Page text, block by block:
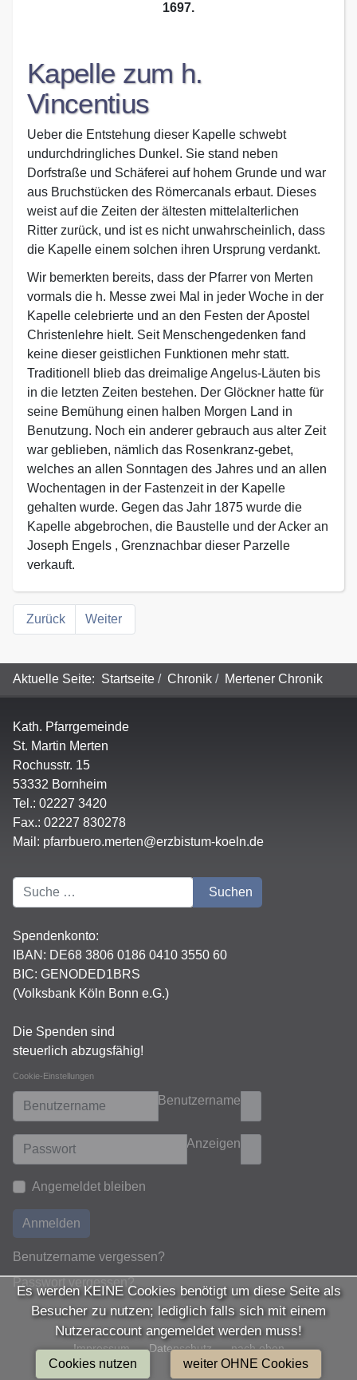
1697.
Kapelle zum h.
Vincentius
Ueber die Entstehung dieser Kapelle schwebt
undurchdringliches Dunkel. Sie stand neben
Dorfstraße und Schäferei auf hohem Grunde und war
aus Bruchstücken des Römercanals erbaut. Dieses
weist auf die Zeiten der ältesten mittelalterlichen
Ritter zurück, und ist es nicht unwahrscheinlich, dass
die Kapelle einem solchen ihren Ursprung verdankt.
Wir bemerkten bereits, dass der Pfarrer von Merten
vormals die h. Messe zwei Mal in jeder Woche in der
Kapelle celebrierte und an den Festen der Apostel
Christenlehre hielt. Seit Menschengedenken fand
keine dieser geistlichen Funktionen mehr statt.
Traditionell blieb das dreimalige Angelus-Läuten bis
in die letzten Zeiten bestehen. Der Glöckner hatte für
seine Bemühung einen halben Morgen Land in
Benutzung. Noch ein anderer gebrauch aus alter Zeit
war geblieben, nämlich das Rosenkranz-gebet,
welches an allen Sonntagen des Jahres und an allen
Wochentagen in der Fastenzeit in der Kapelle
gehalten wurde. Gegen das Jahr 1875 wurde die
Kapelle abgebrochen, die Baustelle und der Acker an
Joseph Engels , Grenznachbar dieser Parzelle
verkauft.
Zurück Weiter
Aktuelle Seite: Startseite Chronik Mertener Chronik
Kath. Pfarrgemeinde
St. Martin Merten
Rochusstr. 15
53332 Bornheim
Tel.: 02227 3420
Fax.: 02227 830278
Mail: pfarrbuero.merten@erzbistum-koeln.de
Suchen Suchen
Spendenkonto:
IBAN: DE68 3806 0186 0410 3550 60
BIC: GENODED1BRS
(Volksbank Köln Bonn e.G.)
Die Spenden sind
steuerlich abzugsfähig!
Cookie-Einstellungen
Benutzername
Anzeigen
Angemeldet bleiben
Anmelden
Benutzername vergessen?
Passwort vergessen?
Impressum Datenschutz nach oben
Es werden KEINE Cookies benötigt um diese Seite als
Besucher zu nutzen; lediglich falls sich mit einem
Nutzeraccount angemeldet werden muss!
Cookies nutzen weiter OHNE Cookies